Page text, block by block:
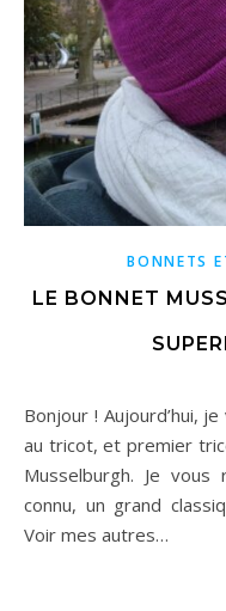
BONNETS
LE BONNET
Bonjour ! Aujourd’hui, je vous montre mon nouveau bonnet
au tricot, et premier
Musselburgh. Je
connu, un grand
Voir mes autres…